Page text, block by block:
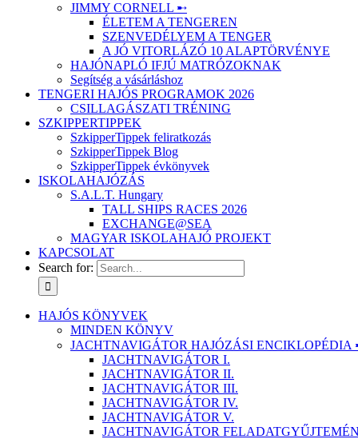
JIMMY CORNELL ➸
ÉLETEM A TENGEREN
SZENVEDÉLYEM A TENGER
A JÓ VITORLÁZÓ 10 ALAPTÖRVÉNYE
HAJÓNAPLÓ IFJÚ MATRÓZOKNAK
Segítség a vásárláshoz
TENGERI HAJÓS PROGRAMOK 2026
CSILLAGÁSZATI TRÉNING
SZKIPPERTIPPEK
SzkipperTippek feliratkozás
SzkipperTippek Blog
SzkipperTippek évkönyvek
ISKOLAHAJÓZÁS
S.A.L.T. Hungary
TALL SHIPS RACES 2026
EXCHANGE@SEA
MAGYAR ISKOLAHAJÓ PROJEKT
KAPCSOLAT
Search for:
HAJÓS KÖNYVEK
MINDEN KÖNYV
JACHTNAVIGÁTOR HAJÓZÁSI ENCIKLOPÉDIA
JACHTNAVIGÁTOR I.
JACHTNAVIGÁTOR II.
JACHTNAVIGÁTOR III.
JACHTNAVIGÁTOR IV.
JACHTNAVIGÁTOR V.
JACHTNAVIGÁTOR